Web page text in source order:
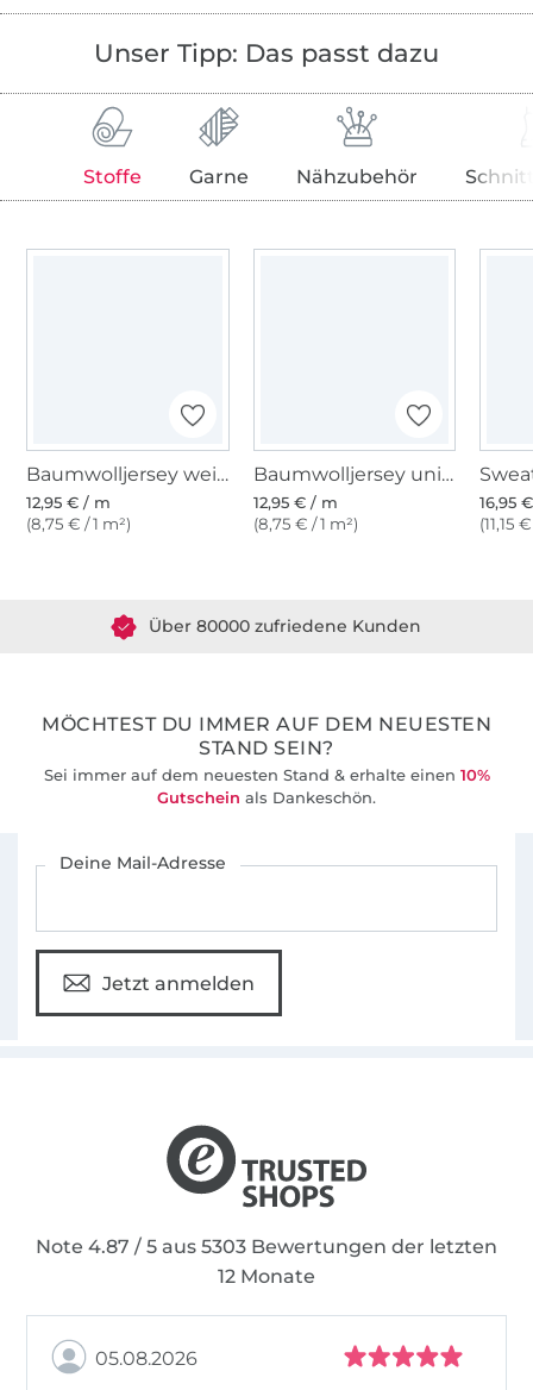
Unser Tipp: Das passt dazu
Stoffe Garne Nähzubehör
Baumwolljersey weiß
12,95 € / m
(8,75 € / 1 m²)
Baumwolljersey uni, schwarz
12,95 € / m
(8,75 € / 1 m²)
16,95
(11,15
MÖCHTEST DU IMMER AUF DEM NEUESTEN
STAND SEIN?
Sei immer auf dem neuesten Stand & erhalte einen 10%
Gutschein als Dankeschön.
Deine Mail-Adresse
Jetzt anmelden
Note 4.87 / 5 aus 5303 Bewertungen der letzten
12 Monate
05.08.2026